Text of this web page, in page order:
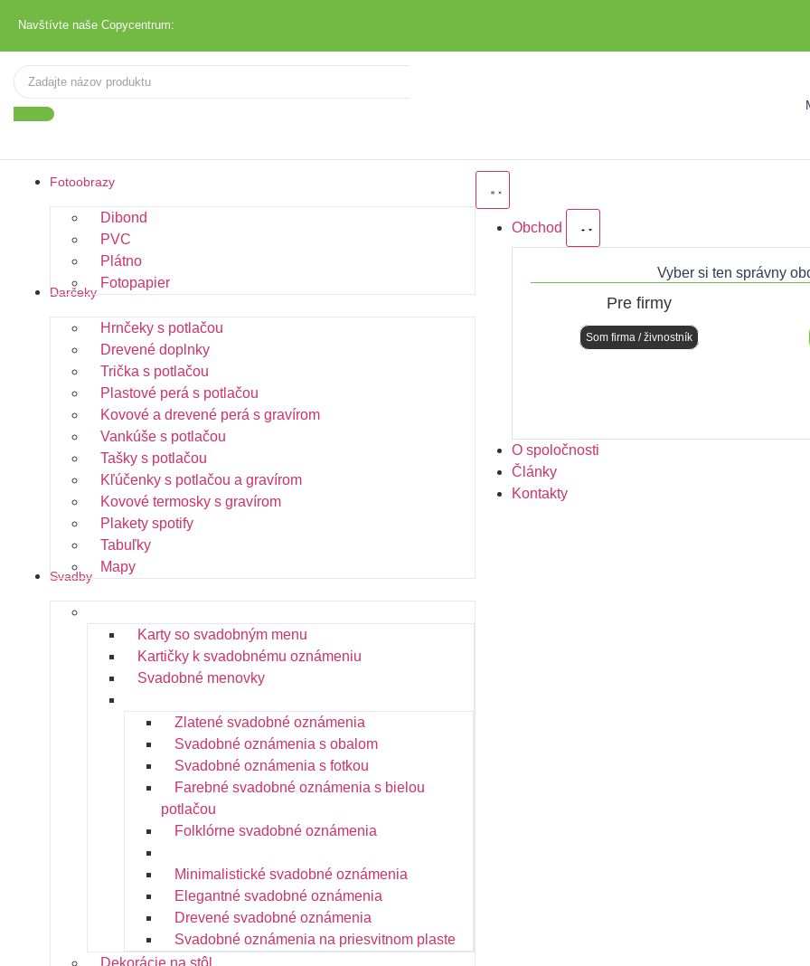
Navštívte naše Copycentrum:
Fotoobrazy
Dibond
PVC
Plátno
Fotopapier
Darčeky
Hrnčeky s potlačou
Drevené doplnky
Trička s potlačou
Plastové perá s potlačou
Kovové a drevené perá s gravírom
Vankúše s potlačou
Tašky s potlačou
Kľúčenky s potlačou a gravírom
Kovové termosky s gravírom
Plakety spotify
Tabuľky
Mapy
Svadby
Karty so svadobným menu
Kartičky k svadobnému oznámeniu
Svadobné menovky
Zlatené svadobné oznámenia
Svadobné oznámenia s obalom
Svadobné oznámenia s fotkou
Farebné svadobné oznámenia s bielou
potlačou
Folklórne svadobné oznámenia
Minimalistické svadobné oznámenia
Elegantné svadobné oznámenia
Drevené svadobné oznámenia
Svadobné oznámenia na priesvitnom plaste
Dekorácie na stôl
Obchod
Vyber si ten správny
Pre firmy
Som firma / živnostník
O spoločnosti
Články
Kontakty